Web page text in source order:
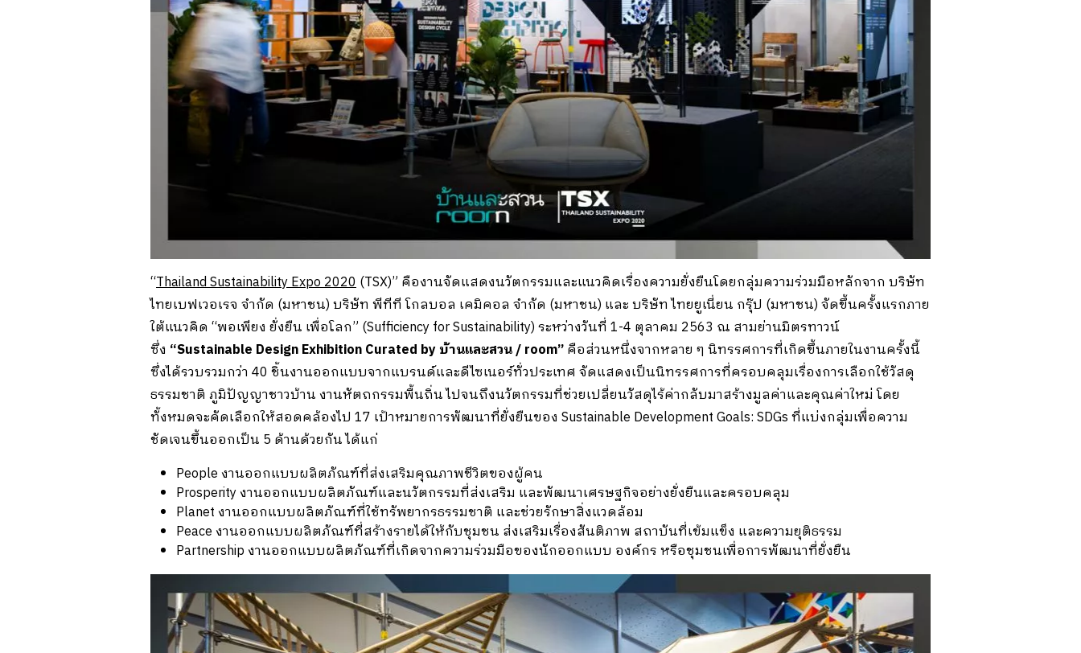
“Thailand Sustainability Expo 2020(TSX)” คืองานจัดแสดงนวัตกรรมและแนวคิดเรื่องความยั่งยืนโดยกลุ่มความร่วมมือหลักจาก บริษัท
ไทยเบฟเวอเรจ จำกัด (มหาชน) บริษัท พีทีที โกลบอล เคมิคอล จำกัด (มหาชน) และ บริษัท ไทยยูเนี่ยน กรุ๊ป (มหาชน) จัดขึ้นครั้งแรกภาย
ใต้แนวคิด “พอเพียง ยั่งยืน เพื่อโลก” (Sufficiency for Sustainability) ระหว่างวันที่ 1-4 ตุลาคม 2563 ณ สามย่านมิตรทาวน์
ซึ่ง “Sustainable Design Exhibition Curated byบ้านและสวน /room”คือส่วนหนึ่งจากหลาย ๆ นิทรรศการที่เกิดขึ้นภายในงานครั้งนี้
ซึ่งได้รวบรวมกว่า 40 ชิ้นงานออกแบบจากแบรนด์และดีไซเนอร์ทั่วประเทศ จัดแสดงเป็นนิทรรศการที่ครอบคลุมเรื่องการเลือกใช้วัสดุ
ธรรมชาติ ภูมิปัญญาชาวบ้าน งานหัตถกรรมพื้นถิ่น ไปจนถึงนวัตกรรมที่ช่วยเปลี่ยนวัสดุไร้ค่ากลับมาสร้างมูลค่าและคุณค่าใหม่ โดย
ทั้งหมดจะคัดเลือกให้สอดคล้องไป 17 เป้าหมายการพัฒนาที่ยั่งยืนของ Sustainable Development Goals: SDGs ที่แบ่งกลุ่มเพื่อความ
ชัดเจนขึ้นออกเป็น 5 ด้านด้วยกัน ได้แก่
People งานออกแบบผลิตภัณฑ์ที่ส่งเสริมคุณภาพชีวิตของผู้คน
Prosperity งานออกแบบผลิตภัณฑ์และนวัตกรรมที่ส่งเสริม และพัฒนาเศรษฐกิจอย่างยั่งยืนและครอบคลุม
Planet งานออกแบบผลิตภัณฑ์ที่ใช้ทรัพยากรธรรมชาติ และช่วยรักษาสิ่งแวดล้อม
Peace งานออกแบบผลิตภัณฑ์ที่สร้างรายได้ให้กับชุมชน ส่งเสริมเรื่องสันติภาพ สถาบันที่เข้มแข็ง และความยุติธรรม
Partnership งานออกแบบผลิตภัณฑ์ที่เกิดจากความร่วมมือของนักออกแบบ องค์กร หรือชุมชนเพื่อการพัฒนาที่ยั่งยืน